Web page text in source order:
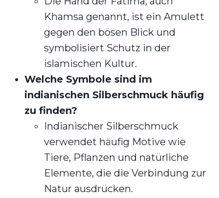
Khamsa genannt, ist ein Amulett
gegen den bösen Blick und
symbolisiert Schutz in der
islamischen Kultur.
Welche Symbole sind im
indianischen Silberschmuck häufig
zu finden?
Indianischer Silberschmuck
verwendet häufig Motive wie
Tiere, Pflanzen und natürliche
Elemente, die die Verbindung zur
Natur ausdrücken.